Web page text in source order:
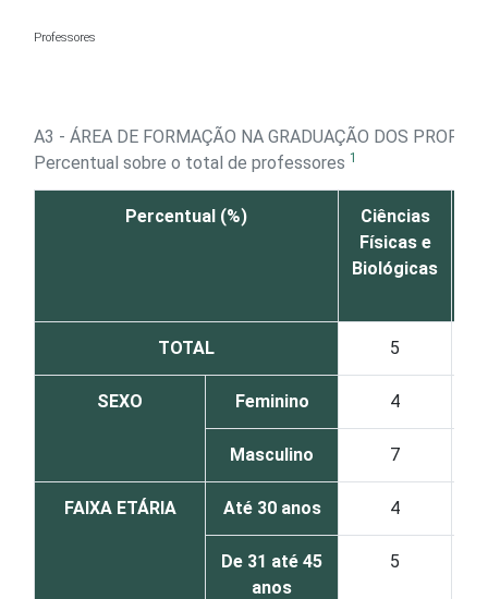
Professores
A3 - ÁREA DE FORMAÇÃO NA GRADUAÇÃO DOS
Percentual sobre o total de professores 1
Percentual (%)
Ciências
Físicas e
Biológicas
TOTAL 5
SEXO Feminino 4
Masculino 7
FAIXA ETÁRIA Até 30 anos 4
De 31 até 45
anos
5